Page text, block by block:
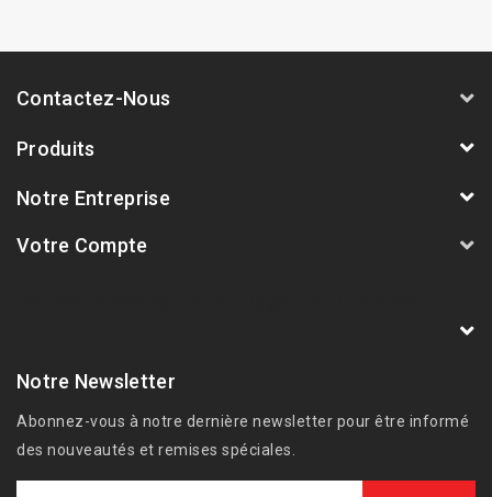
Contactez-Nous
Produits
Notre Entreprise
Votre Compte
Notre Newsletter
Abonnez-vous à notre dernière newsletter pour être informé
des nouveautés et remises spéciales.